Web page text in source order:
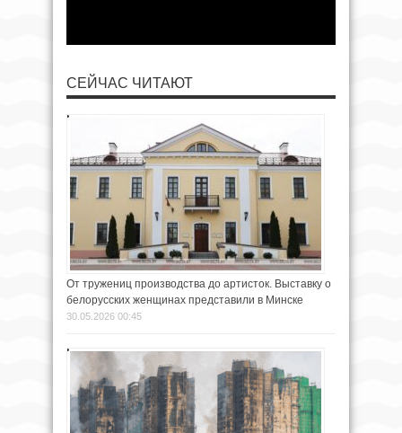
СЕЙЧАС ЧИТАЮТ
От тружениц производства до артисток. Выставку о
белорусских женщинах представили в Минске
30.05.2026 00:45